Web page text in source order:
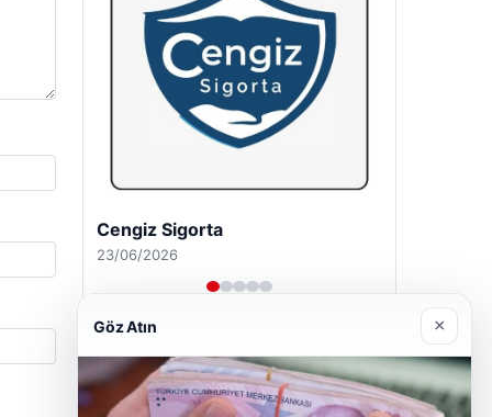
Hastaş Beton
26/05/2026
Göz Atın ×